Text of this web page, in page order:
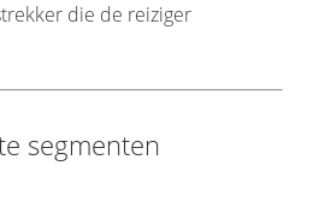
die de reiziger
segmenten